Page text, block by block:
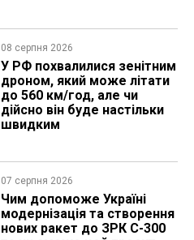
08 серпня 2026
У РФ похвалилися зенітним
дроном, який може літати
до 560 км/год, але чи
дійсно він буде настільки
швидким
07 серпня 2026
Чим допоможе Україні
модернізація та створення
нових ракет до ЗРК С-300